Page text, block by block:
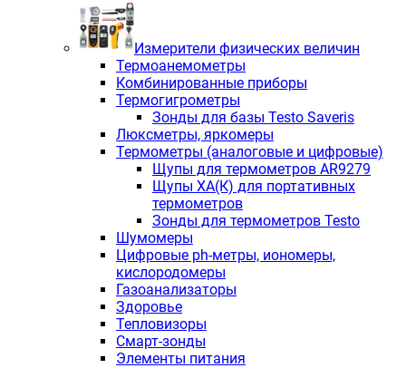
Измерители физических величин
Термоанемометры
Комбинированные приборы
Термогигрометры
Зонды для базы Testo Saveris
Люксметры, яркомеры
Термометры (аналоговые и цифровые)
Щупы для термометров AR9279
Щупы ХА(К) для портативных
термометров
Зонды для термометров Testo
Шумомеры
Цифровые ph-метры, иономеры,
кислородомеры
Газоанализаторы
Здоровье
Тепловизоры
Смарт-зонды
Элементы питания